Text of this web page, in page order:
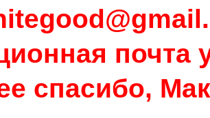
почта
спасибо,